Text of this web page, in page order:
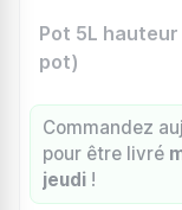
Pot 5L
pot)
Commandez
pour être livré
jeudi !